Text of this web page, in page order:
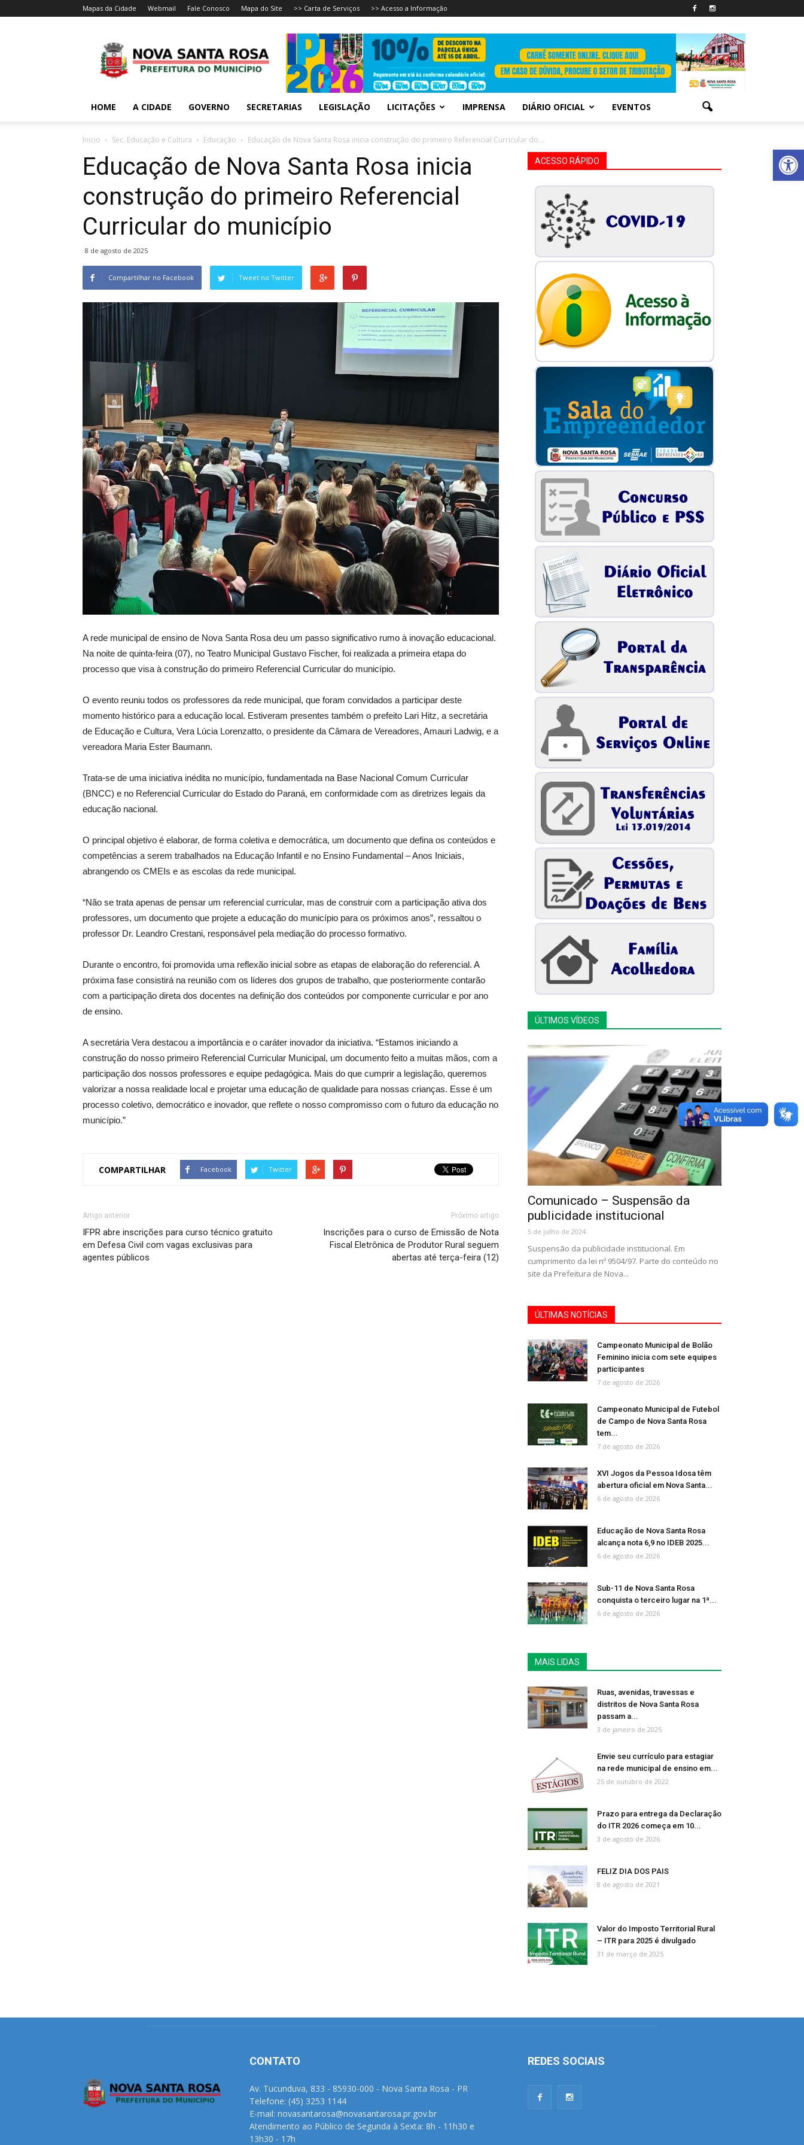
Abrir
Mapas da Cidade Webmail Fale Conosco Mapa do Site >> Carta de Serviços >> Acesso a Informação
HOME A CIDADE GOVERNO SECRETARIAS LEGISLAÇÃO LICITAÇÕES IMPRENSA DIÁRIO OFICIAL EVENTOS
Inicio Sec. Educação e Cultura Educação Educação de Nova Santa Rosa inicia construção do primeiro Referencial Curricular do...
Educação de Nova Santa Rosa inicia
construção do primeiro Referencial
Curricular do município
8 de agosto de 2025
Compartilhar no Facebook Tweet no Twitter
A rede municipal de ensino de Nova Santa Rosa deu um passo significativo rumo à inovação educacional.
Na noite de quinta-feira (07), no Teatro Municipal Gustavo Fischer, foi realizada a primeira etapa do
processo que visa à construção do primeiro Referencial Curricular do município.
O evento reuniu todos os professores da rede municipal, que foram convidados a participar deste
momento histórico para a educação local. Estiveram presentes também o prefeito Lari Hitz, a secretária
de Educação e Cultura, Vera Lúcia Lorenzatto, o presidente da Câmara de Vereadores, Amauri Ladwig, e a
vereadora Maria Ester Baumann.
Trata-se de uma iniciativa inédita no município, fundamentada na Base Nacional Comum Curricular
(BNCC) e no Referencial Curricular do Estado do Paraná, em conformidade com as diretrizes legais da
educação nacional.
O principal objetivo é elaborar, de forma coletiva e democrática, um documento que defina os conteúdos e
competências a serem trabalhados na Educação Infantil e no Ensino Fundamental – Anos Iniciais,
abrangendo os CMEIs e as escolas da rede municipal.
“Não se trata apenas de pensar um referencial curricular, mas de construir com a participação ativa dos
professores, um documento que projete a educação do município para os próximos anos”, ressaltou o
professor Dr. Leandro Crestani, responsável pela mediação do processo formativo.
Durante o encontro, foi promovida uma reflexão inicial sobre as etapas de elaboração do referencial. A
próxima fase consistirá na reunião com os líderes dos grupos de trabalho, que posteriormente contarão
com a participação direta dos docentes na definição dos conteúdos por componente curricular e por ano
de ensino.
A secretária Vera destacou a importância e o caráter inovador da iniciativa. “Estamos iniciando a
construção do nosso primeiro Referencial Curricular Municipal, um documento feito a muitas mãos, com a
participação dos nossos professores e equipe pedagógica. Mais do que cumprir a legislação, queremos
valorizar a nossa realidade local e projetar uma educação de qualidade para nossas crianças. Esse é um
processo coletivo, democrático e inovador, que reflete o nosso compromisso com o futuro da educação no
município.”
COMPARTILHAR Facebook Twitter
Artigo anterior
IFPR abre inscrições para curso técnico gratuito
em Defesa Civil com vagas exclusivas para
agentes públicos
Próximo artigo
Inscrições para o curso de Emissão de Nota
Fiscal Eletrônica de Produtor Rural seguem
abertas até terça-feira (12)
ACESSO RÁPIDO
ÚLTIMOS VÍDEOS
Comunicado – Suspensão da
publicidade institucional
5 de julho de 2024
Suspensão da publicidade institucional. Em
cumprimento da lei nº 9504/97. Parte do conteúdo no
site da Prefeitura de Nova...
ÚLTIMAS NOTÍCIAS
Campeonato Municipal de Bolão
Feminino inicia com sete equipes
participantes
7 de agosto de 2026
Campeonato Municipal de Futebol
de Campo de Nova Santa Rosa
tem...
7 de agosto de 2026
XVI Jogos da Pessoa Idosa têm
abertura oficial em Nova Santa...
6 de agosto de 2026
Educação de Nova Santa Rosa
alcança nota 6,9 no IDEB 2025...
6 de agosto de 2026
Sub-11 de Nova Santa Rosa
conquista o terceiro lugar na 1ª...
6 de agosto de 2026
MAIS LIDAS
Ruas, avenidas, travessas e
distritos de Nova Santa Rosa
passam a...
3 de janeiro de 2025
Envie seu currículo para estagiar
na rede municipal de ensino em...
25 de outubro de 2022
Prazo para entrega da Declaração
do ITR 2026 começa em 10...
3 de agosto de 2026
FELIZ DIA DOS PAIS
8 de agosto de 2021
Valor do Imposto Territorial Rural
– ITR para 2025 é divulgado
31 de março de 2025
CONTATO
Av. Tucunduva, 833 - 85930-000 - Nova Santa Rosa - PR
Telefone: (45) 3253 1144
E-mail: novasantarosa@novasantarosa.pr.gov.br
Atendimento ao Público de Segunda à Sexta: 8h - 11h30 e
13h30 - 17h
REDES SOCIAIS